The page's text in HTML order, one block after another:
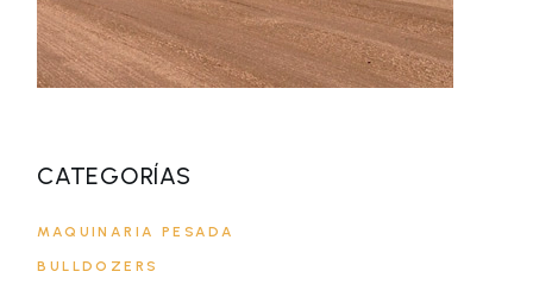
CATEGORÍAS
MAQUINARIA PESADA
BULLDOZERS